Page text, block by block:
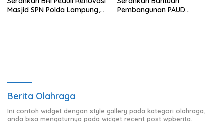
Masjid SPN Polda Lampung,
Pembangunan PAUD
Berita Olahraga
Ini contoh widget dengan style gallery pada kategori olahraga,
anda bisa mengaturnya pada widget recent post wpberita.